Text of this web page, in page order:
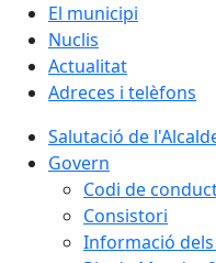
El municipi
Nuclis
Actualitat
Adreces i telèfons
Salutació de
Govern
Codi de
Consistori
Informació